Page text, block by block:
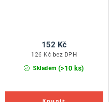
Skladem (>10 ks)
126 Kč bez DPH
152 Kč